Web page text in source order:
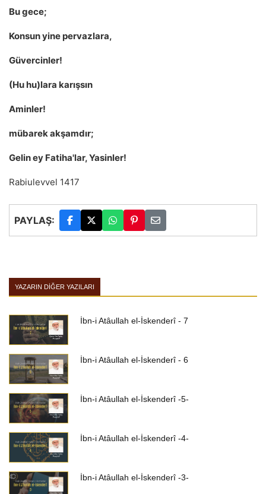
Bu gece;
Konsun yine pervazlara,
Güvercinler!
(Hu hu)lara karışsın
Aminler!
mübarek akşamdır;
Gelin ey Fatiha'lar, Yasinler!
Rabiulevvel 1417
PAYLAŞ:
YAZARIN DIĞER YAZILARI
İbn-i Atâullah el-İskenderî - 7
İbn-i Atâullah el-İskenderî - 6
İbn-i Atâullah el-İskenderî -5-
İbn-i Atâullah el-İskenderî -4-
İbn-i Atâullah el-İskenderî -3-